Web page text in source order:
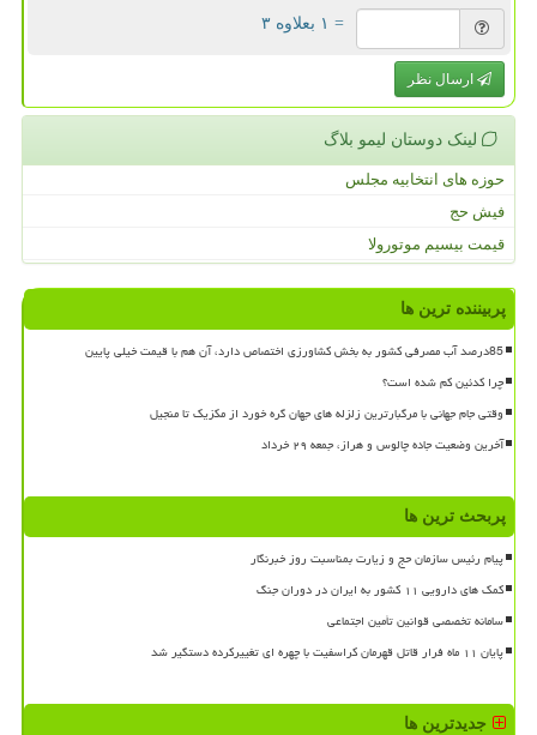
= ۱ بعلاوه ۳
ارسال نظر
لینک دوستان لیمو بلاگ
حوزه های انتخابیه مجلس
فیش حج
قیمت بیسیم موتورولا
پربیننده ترین ها
85درصد آب مصرفی کشور به بخش کشاورزی اختصاص دارد، آن هم با قیمت خیلی پایین
چرا کدئین کم شده است؟
وقتی جام جهانی با مرگبارترین زلزله های جهان گره خورد از مکزیک تا منجیل
آخرین وضعیت جاده چالوس و هراز، جمعه ۲۹ خرداد
پربحث ترین ها
پیام رئیس سازمان حج و زیارت بمناسبت روز خبرنگار
کمک های دارویی ۱۱ کشور به ایران در دوران جنگ
سامانه تخصصی قوانین تأمین اجتماعی
پایان ۱۱ ماه فرار قاتل قهرمان کراسفیت با چهره ای تغییرکرده دستگیر شد
جدیدترین ها